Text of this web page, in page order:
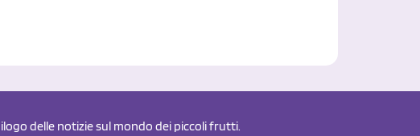
delle notizie sul mondo dei piccoli frutti.